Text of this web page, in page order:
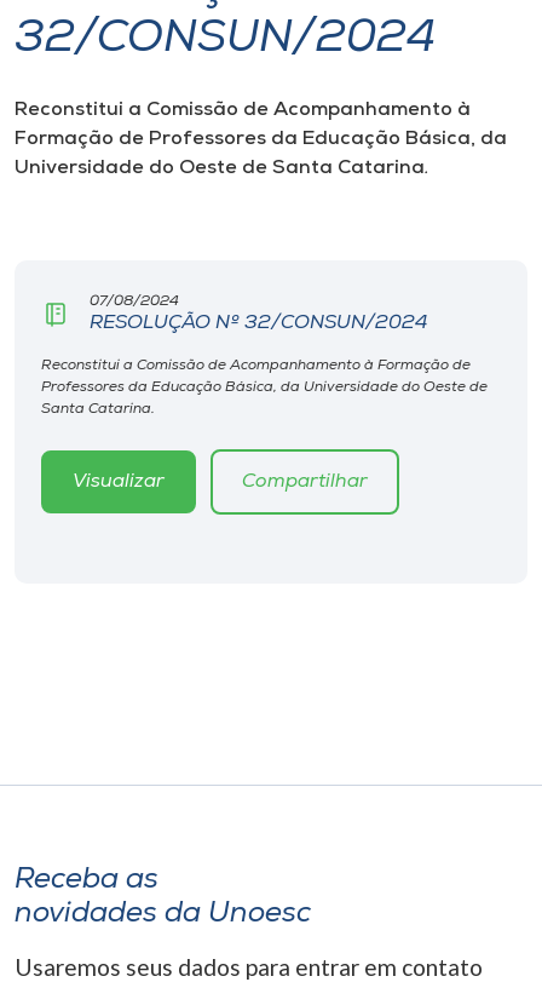
I.nova
Diplomados
Editora
Rádio
o idioma
A-
32/CONSUN/2024
Reconstitui a Comissão de Acompanhamento à
Formação de Professores da Educação Básica, da
Universidade do Oeste de Santa Catarina.
07/08/2024
RESOLUÇÃO Nº 32/CONSUN/2024
Reconstitui a Comissão de Acompanhamento à Formação de
Professores da Educação Básica, da Universidade do Oeste de
Santa Catarina.
Visualizar Compartilhar
Receba as
novidades da Unoesc
Usaremos seus dados para entrar em contato